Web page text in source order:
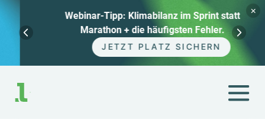
Webinar-Tipp: Klimabilanz im Sprint statt
Marathon + die häufigsten Fehler.
JETZT PLATZ SICHERN
×
Inhalt
springen